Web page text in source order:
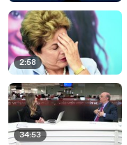
2:58
34:53